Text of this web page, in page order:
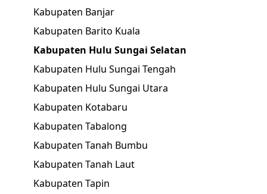
Kabupaten Banjar
Kabupaten Barito Kuala
Kabupaten Hulu Sungai Selatan
Kabupaten Hulu Sungai Tengah
Kabupaten Hulu Sungai Utara
Kabupaten Kotabaru
Kabupaten Tabalong
Kabupaten Tanah Bumbu
Kabupaten Tanah Laut
Kabupaten Tapin